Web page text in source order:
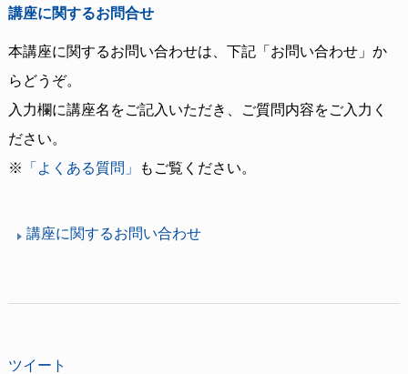
講座に関するお問合せ
本講座に関するお問い合わせは、下記「お問い合わせ」か
らどうぞ。
入力欄に講座名をご記入いただき、ご質問内容をご入力く
ださい。
※
「よくある質問」 もご覧ください。
講座に関するお問い合わせ
ツイート